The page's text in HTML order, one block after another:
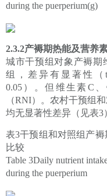
during the puerperium(g)
2.3.2产褥期热能及营养
城市干预组对象产褥期
组，差异有显著性（t
0.05）。但维生素C
（RNI）。农村干预组
均无显著性差异（见表3
表3干预组和对照组产
比较
Table 3Daily nutrient
during the puerperium